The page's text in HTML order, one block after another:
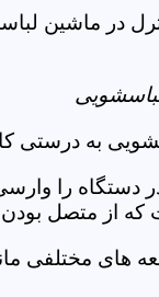
در ماشین
به درستی
دستگاه را
که از متصل
های مختلفی